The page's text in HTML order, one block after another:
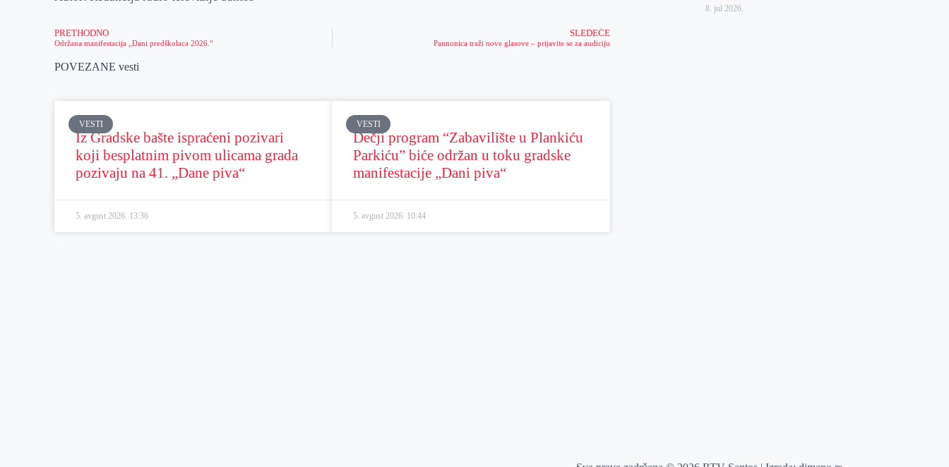
PRETHODNO
Održana manifestacija „Dani predškolaca 2026.“
SLEDEĆE
Pannonica traži nove glasove – prijavite se za audiciju
POVEZANE vesti
VESTI
Iz Gradske bašte ispraćeni pozivari
koji besplatnim pivom ulicama grada
pozivaju na 41. „Dane piva“
5. avgust 2026. 13:36
VESTI
Dečji program “Zabavilište u Plankiću
Parkiću” biće održan u toku gradske
manifestacije „Dani piva“
5. avgust 2026. 10:44
8. jul 2026.